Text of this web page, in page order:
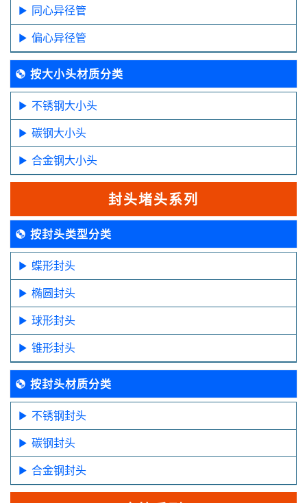
同心异径管
偏心异径管
按大小头材质分类
不锈钢大小头
碳钢大小头
合金钢大小头
封头堵头系列
按封头类型分类
蝶形封头
椭圆封头
球形封头
锥形封头
按封头材质分类
不锈钢封头
碳钢封头
合金钢封头